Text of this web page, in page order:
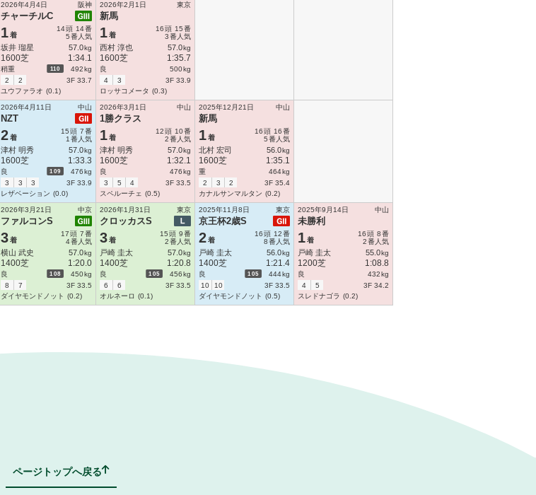
2026年4月4日 阪神
チャーチルC
1着
14頭 14番
5番人気
坂井 瑠星 57.0kg
1600芝 1:34.1
稍重 110 492kg
2
2
3F 33.7
ユウファラオ (0.1)
2026年2月1日 東京
新馬
1着
16頭 15番
3番人気
西村 淳也 57.0kg
1600芝 1:35.7
良 500kg
4
3
3F 33.9
ロッサコメータ (0.3)
2026年4月11日 中山
NZT
2着
15頭 7番
1 番人気
津村 明秀 57.0kg
1600芝 1:33.3
良 109 476kg
3
3 3
3F 33.9
レザベーション (0.0)
2026年3月1日 中山
1勝クラス
1着
12頭 10番
2番人気
津村 明秀 57.0kg
1600芝 1:32.1
良 476kg
3
5 4
3F 33.5
スペルーチェ (0.5)
2025年12月21日 中山
新馬
1着
16頭 16番
5番人気
北村 宏司 56.0kg
1600芝 1:35.1
重 464kg
2
3 2
3F 35.4
カナルサンマルタン (0.2)
2026年3月21日 中京
ファルコンS
3着
17頭 7番
4番人気
横山 武史 57.0kg
1400芝 1:20.0
良 108 450kg
8
7
3F 33.5
ダイヤモンドノット (0.2)
2026年1月31日 東京
クロッカスS
3着
15頭 9番
2番人気
戸崎 圭太 57.0kg
1400芝 1:20.8
良 105 456kg
6
6
3F 33.5
オルネーロ (0.1)
2025年11月8日 東京
京王杯2歳S
2着
16頭 12番
8番人気
戸崎 圭太 56.0kg
1400芝 1:21.4
良 105 444kg
10
10
3F 33.5
ダイヤモンドノット (0.5)
2025年9月14日 中山
未勝利
1着
16頭 8番
2番人気
戸崎 圭太 55.0kg
1200芝 1:08.8
良 432kg
4
5
3F 34.2
スレドナゴラ (0.2)
ページトップへ戻る